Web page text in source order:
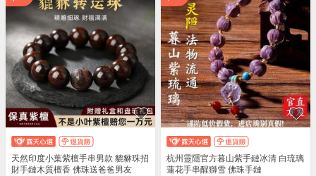
天然印度小葉紫檀手串男款 貔貅珠招
財手鏈木質檀香 佛珠送爸爸男友
杭州靈隱官方暮山紫手鏈冰清 白琉璃
蓮花手串醒獅雪 佛珠手鏈